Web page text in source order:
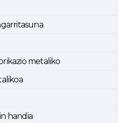
metaliko
handia